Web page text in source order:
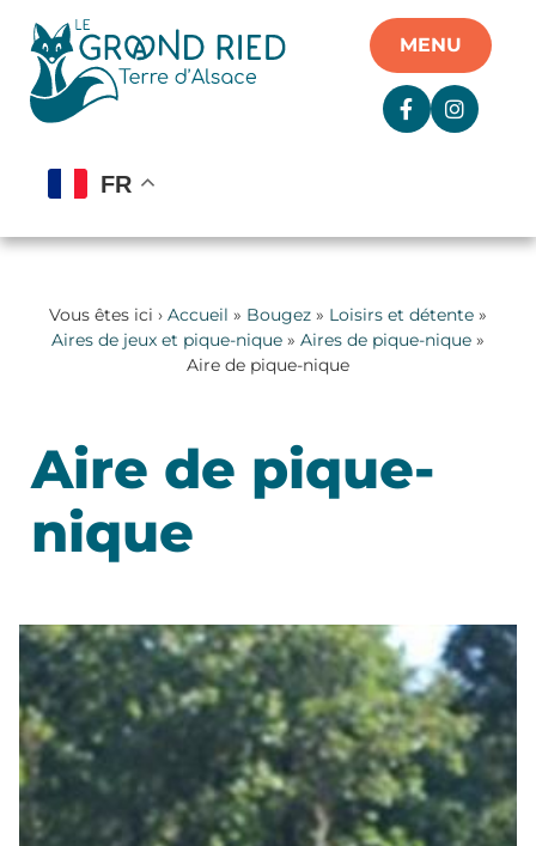
MENU
FR
Vous êtes ici › Accueil » Bougez » Loisirs et détente »
Aires de jeux et pique-nique » Aires de pique-nique »
Aire de pique-nique
Aire de pique-
nique
Panneau de gestion des cookies